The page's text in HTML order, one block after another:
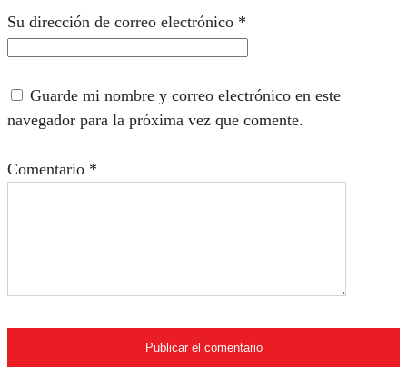
Su dirección de correo electrónico *
Guarde mi nombre y correo electrónico en este
navegador para la próxima vez que comente.
Comentario *